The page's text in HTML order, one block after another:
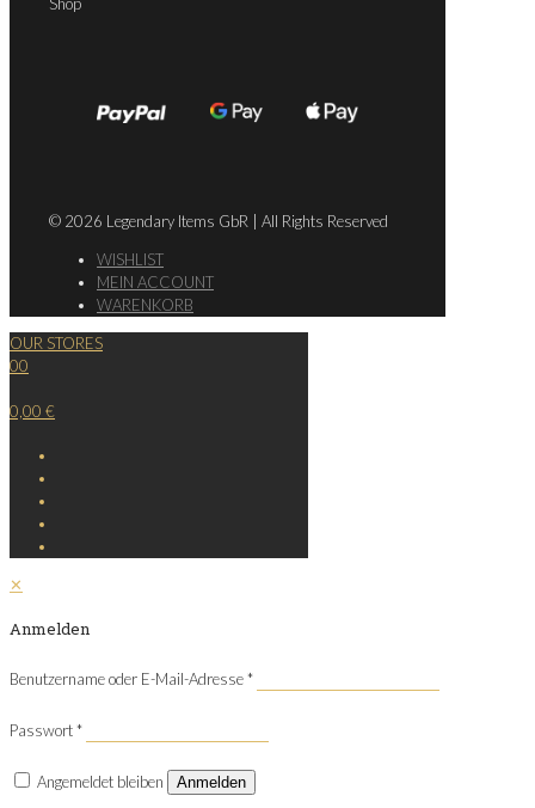
Shop
© 2026 Legendary Items GbR | All Rights Reserved
WISHLIST
MEIN ACCOUNT
WARENKORB
OUR STORES
00
0,00 €
✕
Anmelden
Benutzername oder E-Mail-Adresse*
Passwort*
Angemeldet bleiben Anmelden